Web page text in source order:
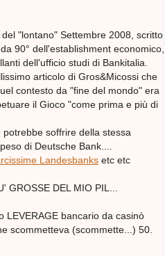
"lontano" Settembre 2008, scritto
90° dell'establishment economico,
dell'ufficio studi di Bankitalia.
articolo di Gros&Micossi che
contesto da "fine del mondo" era
il Gioco "come prima e più di
soffrire della stessa
di Deutsche Bank....
Landesbanks etc etc
GROSSE DEL MIO PIL...
LEVERAGE bancario da casinò
scommetteva (scommette...) 50.